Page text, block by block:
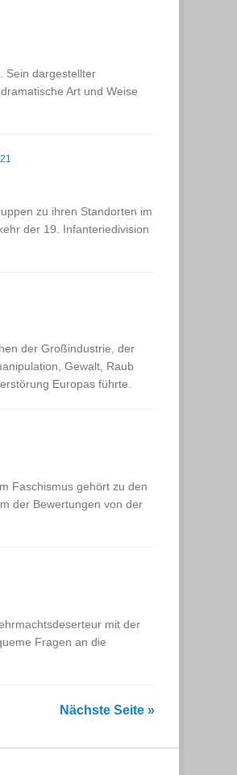
Sein dargestellter
Art und Weise
zu ihren Standorten im
der 19. Infanteriedivision
der Großindustrie, der
Gewalt, Raub
Europas führte.
Faschismus gehört zu den
der Bewertungen von der
mit der
Fragen an die
Nächste Seite »